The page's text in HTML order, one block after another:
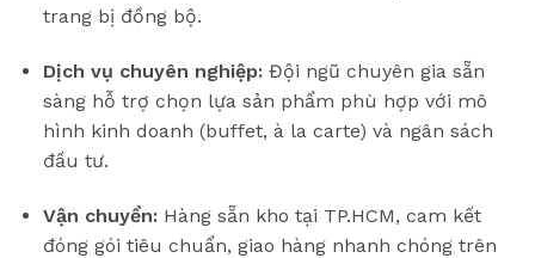
trang bị đồng bộ.
Dịch vụ chuyên nghiệp:Đội ngũ chuyên gia sẵn
sàng hỗ trợ chọn lựa sản phẩm phù hợp với mô
hình kinh doanh (buffet, à la carte) và ngân sách
đầu tư.
Vận chuyển:Hàng sẵn kho tại TP.HCM, cam kết
đóng gói tiêu chuẩn, giao hàng nhanh chóng trên